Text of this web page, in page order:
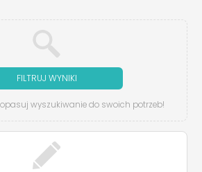
FILTRUJ WYNIKI
wyszukiwanie do swoich potrzeb!